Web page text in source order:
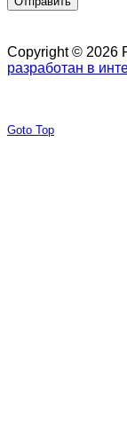
Copyright © 2026
разработан в
Goto Top